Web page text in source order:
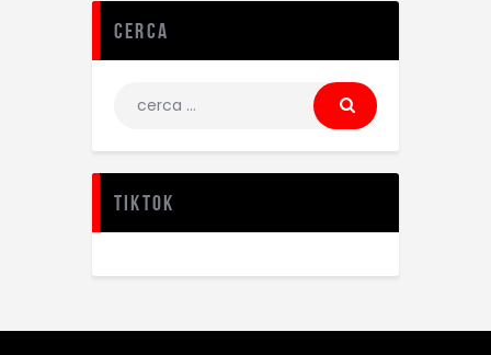
Cerca
TikTok